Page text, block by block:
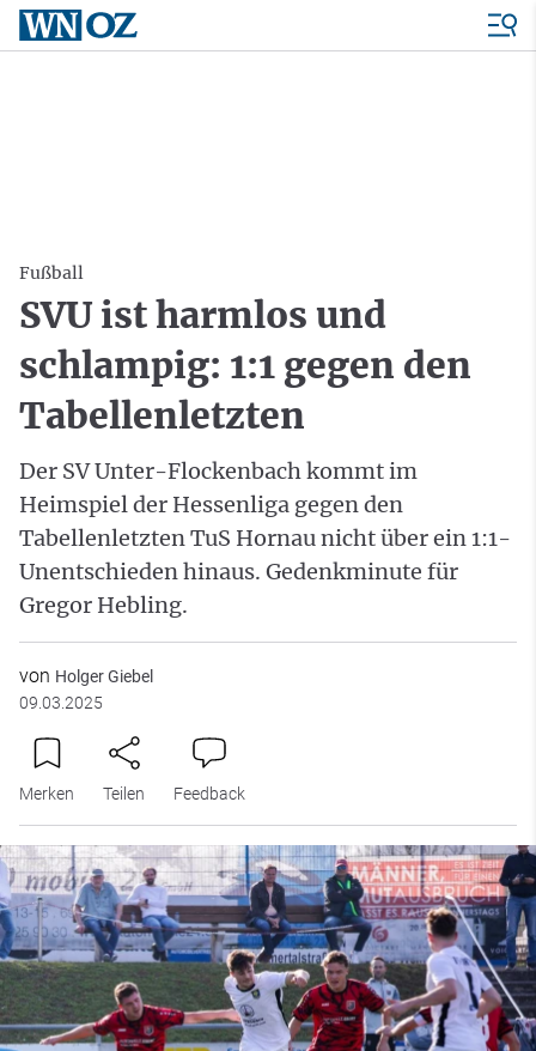
Fußball
SVU ist harmlos und
schlampig: 1:1 gegen den
Tabellenletzten
Der SV Unter-Flockenbach kommt im
Heimspiel der Hessenliga gegen den
Tabellenletzten TuS Hornau nicht über ein 1:1-
Unentschieden hinaus. Gedenkminute für
Gregor Hebling.
von Holger Giebel
09.03.2025
Merken Teilen Feedback